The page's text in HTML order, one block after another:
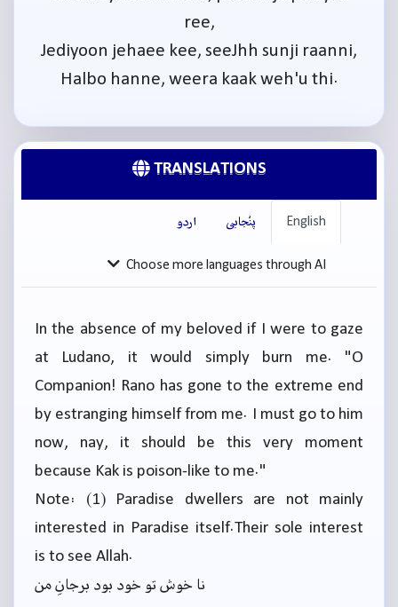
ree,
Jediyoon jehaee kee, seeJhh sunji raanni,
Halbo hanne, weera kaak weh'u thi.
TRANSLATIONS
English پنْجابی اردو
Choose more languages through AI
In the absence of my beloved if I were to gaze
at Ludano, it would simply burn me. "O
Companion! Rano has gone to the extreme end
by estranging himself from me. I must go to him
now, nay, it should be this very moment
because Kak is poison-like to me."
Note: (1) Paradise dwellers are not mainly
interested in Paradise itself.Their sole interest
is to see Allah.
نا خوش تو خود بود برجانِ من